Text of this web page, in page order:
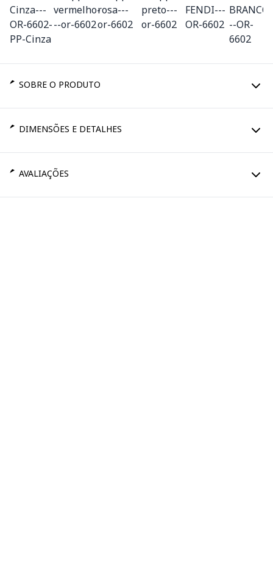
SOBRE O PRODUTO
DIMENSÕES E DETALHES
AVALIAÇÕES